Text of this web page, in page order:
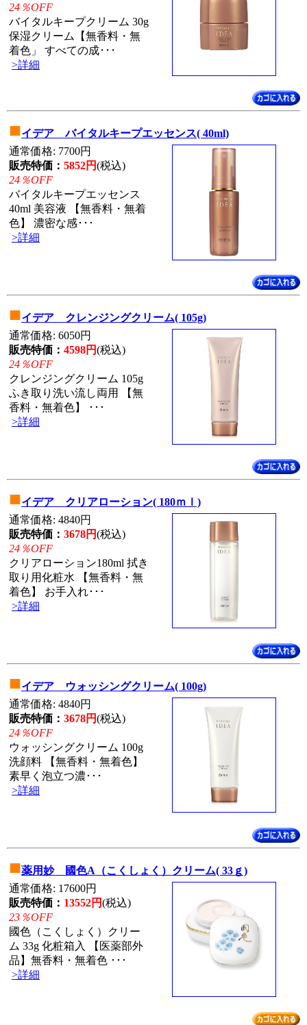
24％OFF
バイタルキープクリーム 30g
保湿クリーム【無香料・無
着色」 すべての成･･･
>詳細
■イデア バイタルキープエッセンス( 40ml)
通常価格: 7700円
販売特価： 5852円(税込)
24％OFF
バイタルキープエッセンス
40ml 美容液 【無香料・無着
色】 濃密な感･･･
>詳細
■イデア クレンジングクリーム( 105g)
通常価格: 6050円
販売特価： 4598円(税込)
24％OFF
クレンジングクリーム 105g
ふき取り洗い流し両用 【無
香料・無着色】 ･･･
>詳細
■イデア クリアローション( 180ｍｌ)
通常価格: 4840円
販売特価： 3678円(税込)
24％OFF
クリアローション180ml 拭き
取り用化粧水 【無香料・無
着色】 お手入れ･･･
>詳細
■イデア ウォッシングクリーム( 100g)
通常価格: 4840円
販売特価： 3678円(税込)
24％OFF
ウォッシングクリーム 100g
洗顔料 【無香料・無着色】
素早く泡立つ濃･･･
>詳細
■薬用妙 國色A（こくしょく）クリーム( 33ｇ)
通常価格: 17600円
販売特価： 13552円(税込)
23％OFF
國色（こくしょく）クリー
ム 33g 化粧箱入 【医薬部外
品】無香料・無着色 ･･･
>詳細